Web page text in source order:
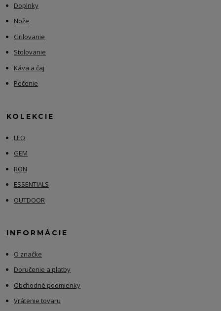
Doplnky
Nože
Grilovanie
Stolovanie
Káva a čaj
Pečenie
KOLEKCIE
LEO
GEM
RON
ESSENTIALS
OUTDOOR
INFORMÁCIE
O značke
Doručenie a platby
Obchodné podmienky
Vrátenie tovaru